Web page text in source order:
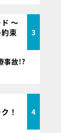
～
束
3
事故!?
！ 4